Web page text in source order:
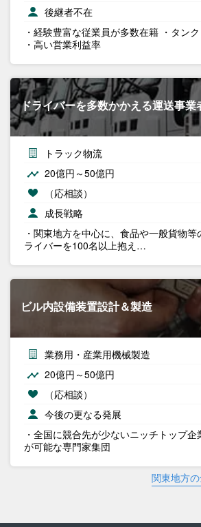
後継者不在
・経験豊富な従業員が多数在籍 ・タン
・高い営業利益率
ドライバーを多数かかえる運送事業
トラック物流
20億円～50億円
（応相談）
成長戦略
・関東地方を中心に、食品や一般貨物
ライバーを100名以上抱え…
ビル内設備装置設計＆製造
業務用・産業用機械製造
20億円～50億円
（応相談）
今後の更なる発展
・全国に競合先が少ないニッチトップ
が可能な専門家集団
関東地方